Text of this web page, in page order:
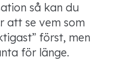
så kan du
att se vem som
först, men
för länge.